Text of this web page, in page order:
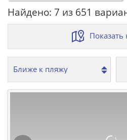
Найдено: 7 из 651
Показать